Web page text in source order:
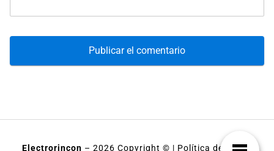
Electrorincon – 2026 Copyright © | Política de